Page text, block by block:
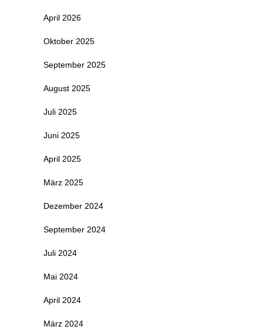
April 2026
Oktober 2025
September 2025
August 2025
Juli 2025
Juni 2025
April 2025
März 2025
Dezember 2024
September 2024
Juli 2024
Mai 2024
April 2024
März 2024